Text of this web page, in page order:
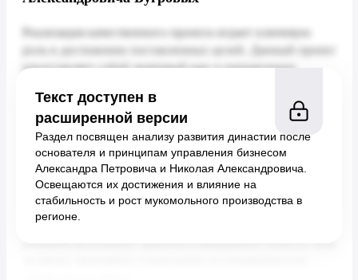
Текст доступен в
расширенной версии
Раздел посвящен анализу развития династии после
основателя и принципам управления бизнесом
Александра Петровича и Николая Александровича.
Освещаются их достижения и влияние на
стабильность и рост мукомольного производства в
регионе.